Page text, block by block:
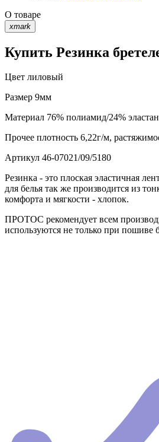
О товаре
xmark
Купить Резинка
Цвет лиловый
Размер 9мм
Материал 76% полиамид/24% эластан
Прочее плотность 6,22г/м,
Артикул 46-07021/09/5180
Резинка - это плоская эластичная
для белья так же производится из
комфорта и мягкости - хлопок.
ПРОТОС рекомендует всем
используются не только при пошиве